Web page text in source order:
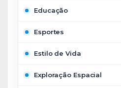
Educação
Esportes
Estilo de Vida
Exploração Espacial